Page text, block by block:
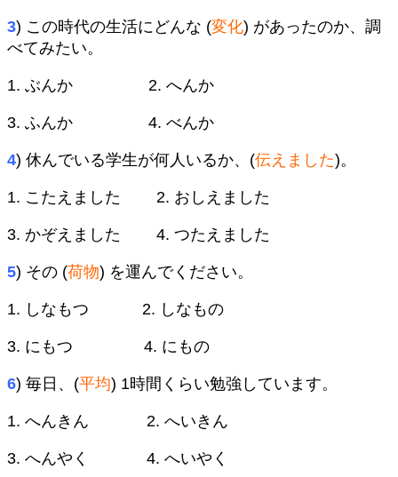
3) この時代の生活にどんな (変化) があったのか、調
べてみたい。
1. ぶんか 2. へんか
3. ふんか 4. べんか
4) 休んでいる学生が何人いるか、(伝えました)。
1. こたえました 2. おしえました
3. かぞえました 4. つたえました
5) その (荷物) を運んでください。
1. しなもつ 2. しなもの
3. にもつ 4. にもの
6) 毎日、(平均) 1時間くらい勉強しています。
1. へんきん 2. へいきん
3. へんやく 4. へいやく